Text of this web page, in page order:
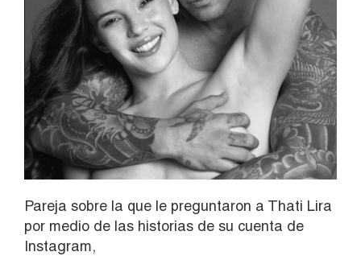
Pareja sobre la que le preguntaron a Thati Lira
por medio de las historias de su cuenta de
Instagram,